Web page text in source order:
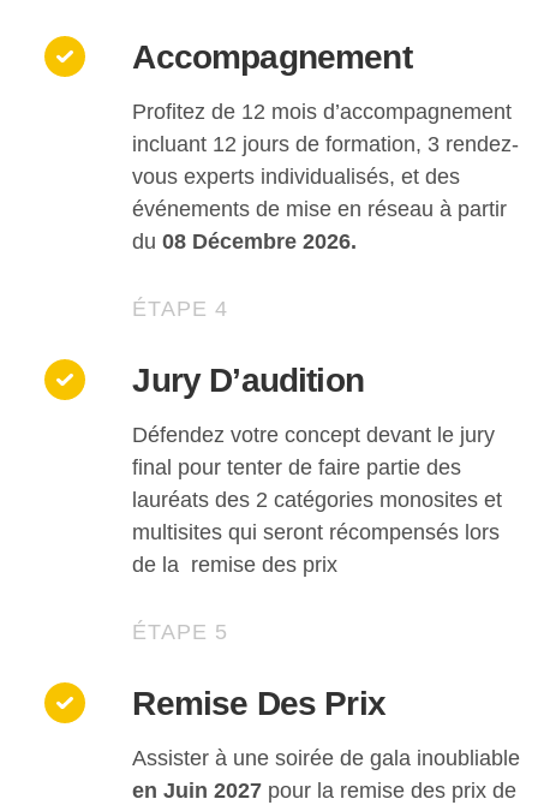
Accompagnement
Profitez de 12 mois d’accompagnement
incluant 12 jours de formation, 3 rendez-
vous experts individualisés, et des
événements de mise en réseau à partir
du08 Décembre 2026.
ÉTAPE 4
Jury D’audition
Défendez votre concept devant le jury
final pour tenter de faire partie des
lauréats des 2 catégories monosites et
multisites qui seront récompensés lors
de la remise des prix
ÉTAPE 5
Remise Des Prix
Assister à une soirée de gala inoubliable
en Juin 2027 pour la remise des prix de